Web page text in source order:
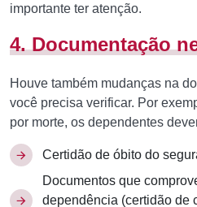
importante ter atenção.
4. Documentação
Houve também mudanças na
você precisa verificar. Por
por morte, os dependentes
Certidão de óbito do
Documentos que
dependência (certidão de